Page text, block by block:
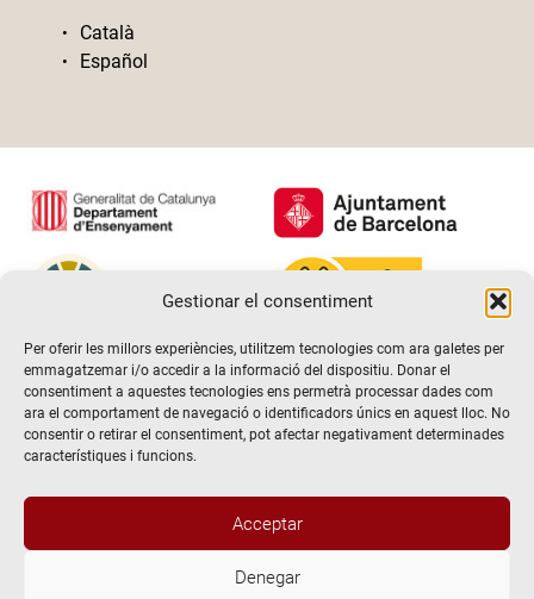
Gestionar el consentiment
Per oferir les millors experiències, utilitzem tecnologies com ara galetes per
emmagatzemar i/o accedir a la informació del dispositiu. Donar el
consentiment a aquestes tecnologies ens permetrà processar dades com
ara el comportament de navegació o identificadors únics en aquest lloc. No
consentir o retirar el consentiment, pot afectar negativament determinades
característiques i funcions.
Acceptar
Denegar
Català
Español
@2026 Escola de teatre El Timbal. Tots els drets reservats